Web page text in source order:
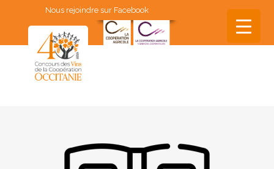
Nous rejoindre sur Facebook